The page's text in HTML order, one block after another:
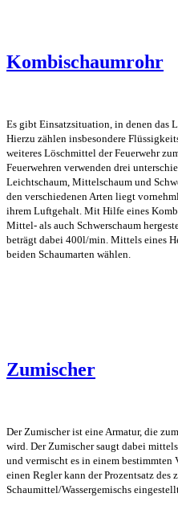
Kombischaumrohr
Es gibt Einsatzsituation, in denen das
Hierzu zählen insbesondere
weiteres Löschmittel der Feuerwehr
Feuerwehren verwenden drei
Leichtschaum, Mittelschaum und
den verschiedenen Arten liegt
ihrem Luftgehalt. Mit Hilfe eines
Mittel- als auch Schwerschaum
beträgt dabei 400l/min. Mittels eines
beiden Schaumarten wählen.
Zumischer
Der Zumischer ist eine Armatur, die
wird. Der Zumischer saugt dabei
und vermischt es in einem bestimmten
einen Regler kann der Prozentsatz des
Schaumittel/Wassergemischs